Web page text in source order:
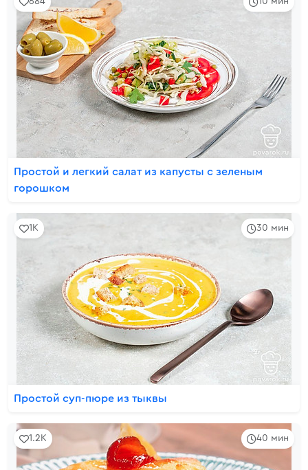
Простой и легкий салат из капусты с зеленым
горошком
30 мин
1K
Простой суп-пюре из тыквы
40 мин
1.2K